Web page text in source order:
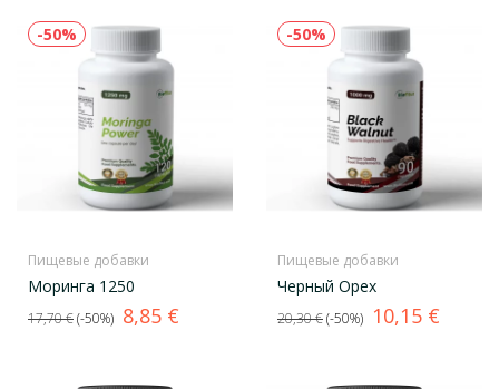
-50%
Пищевые добавки
Моринга 1250
Базовая
цена
17,70 € -50% Цена
8,85 €
-50%
Пищевые добавки
Черный Oрех
Базовая
цена
20,30 € -50% Цена
10,15 €